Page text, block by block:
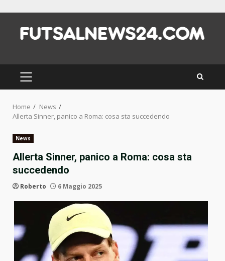
content
PRIMARY
MENU
Home
News
Allerta Sinner, panico a Roma: cosa sta succedendo
News
Allerta Sinner, panico a Roma: cosa sta
succedendo
Roberto 6 Maggio 2025